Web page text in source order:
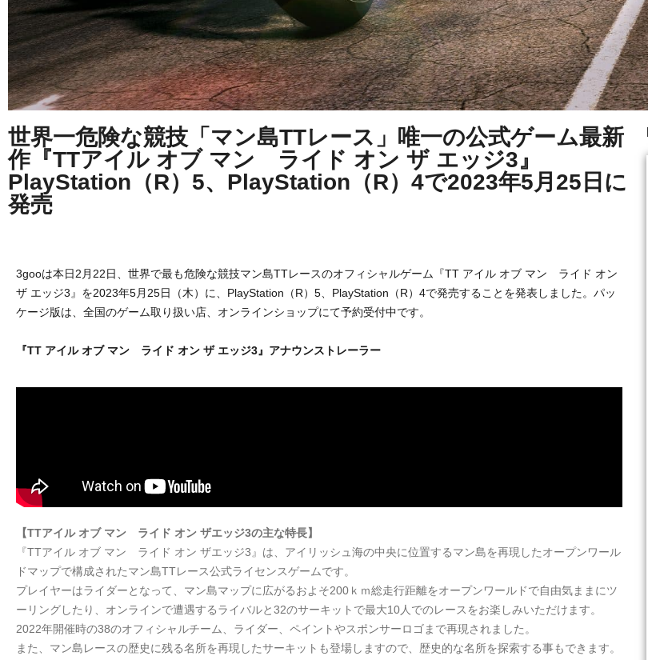
世界一危険な競技「マン島TTレース」唯一の公式ゲーム最新
作『TTアイル オブ マン ライド オン ザ エッジ3』
PlayStation（R）5、PlayStation（R）4で2023年5月25日に
発売
3gooは本日2月22日、世界で最も危険な競技マン島TTレースのオフィシャルゲーム『TT アイル オブ マン ライド オン
ザ エッジ3』を2023年5月25日（木）に、PlayStation（R）5、PlayStation（R）4で発売することを発表しました。パッ
ケージ版は、全国のゲーム取り扱い店、オンラインショップにて予約受付中です。
『TT アイル オブ マン ライド オン ザ エッジ3』アナウンストレーラー
【TTアイル オブ マン ライド オン ザエッジ3の主な特長】
『TTアイル オブ マン ライド オン ザエッジ3』は、アイリッシュ海の中央に位置するマン島を再現したオープンワール
ドマップで構成されたマン島TTレース公式ライセンスゲームです。
プレイヤーはライダーとなって、マン島マップに広がるおよそ200ｋｍ総走行距離をオープンワールドで自由気ままにツ
ーリングしたり、オンラインで遭遇するライバルと32のサーキットで最大10人でのレースをお楽しみいただけます。
2022年開催時の38のオフィシャルチーム、ライダー、ペイントやスポンサーロゴまで再現されました。
また、マン島レースの歴史に残る名所を再現したサーキットも登場しますので、歴史的な名所を探索する事もできます。